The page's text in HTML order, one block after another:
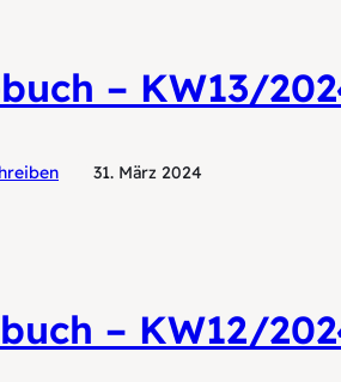
– KW13/
31. März 2024
– KW12/